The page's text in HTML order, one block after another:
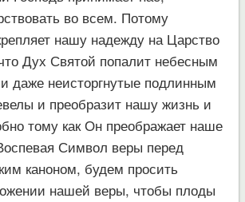
во всем. Потому
нашу надежду на Царство
Дух Святой попалит небесным
даже неисторгнутые подлинным
и преобразит нашу жизнь и
тому как Он преображает наше
Символ веры перед
каноном, будем просить
нашей веры, чтобы плоды